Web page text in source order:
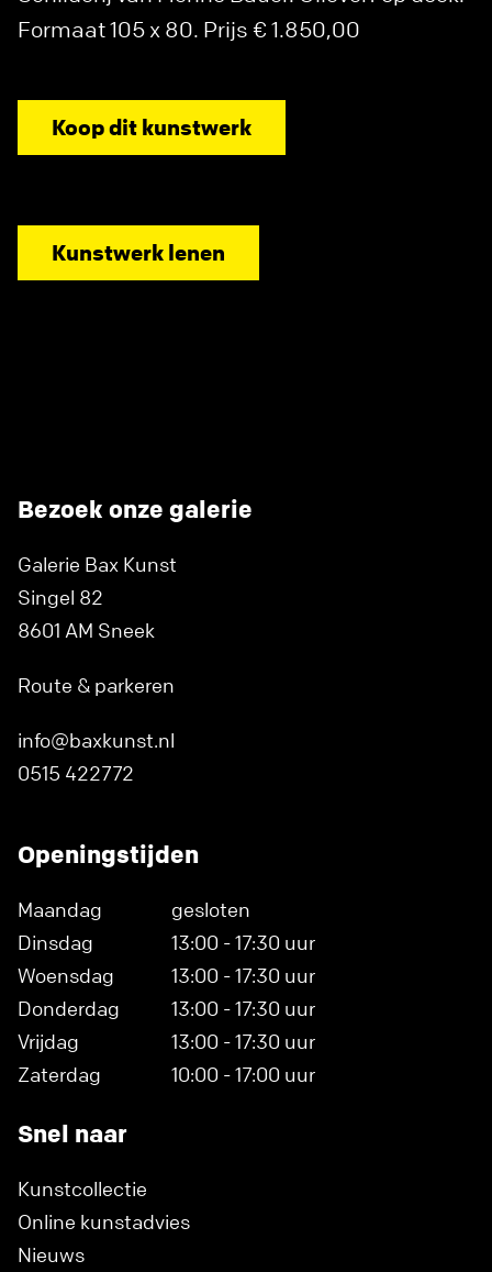
Formaat 105 x 80. Prijs € 1.850,00
Koop dit kunstwerk
Kunstwerk lenen
Bezoek onze galerie
Galerie Bax Kunst
Singel 82
8601 AM Sneek
Route & parkeren
info@baxkunst.nl
0515 422772
Openingstijden
Maandag
gesloten
Dinsdag
13:00 - 17:30 uur
Woensdag
13:00 - 17:30 uur
Donderdag
13:00 - 17:30 uur
Vrijdag
13:00 - 17:30 uur
Zaterdag
10:00 - 17:00 uur
Snel naar
Kunstcollectie
Online kunstadvies
Nieuws